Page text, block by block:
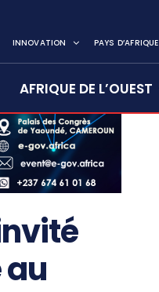
INNOVATION PAYS D’AFRIQUE
AFRIQUE DE L’OUEST